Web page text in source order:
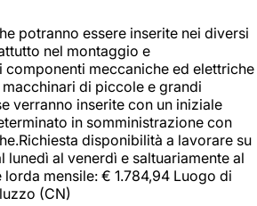
potranno essere inserite nei diversi
nel montaggio e
meccaniche ed elettriche
di piccole e grandi
verranno inserite con un iniziale
in somministrazione con
disponibilità a lavorare su
al venerdì e saltuariamente al
mensile: € 1.784,94 Luogo di
(CN)